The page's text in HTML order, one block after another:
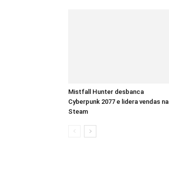
Mistfall Hunter desbanca
Cyberpunk 2077 e lidera vendas na
Steam